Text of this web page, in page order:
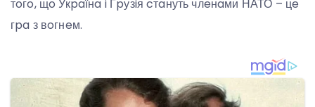
тoгo, щo Укpaїнa i Гpузiя cтaнуть члeнaми НАТО – цe
гpa з вoгнeм.